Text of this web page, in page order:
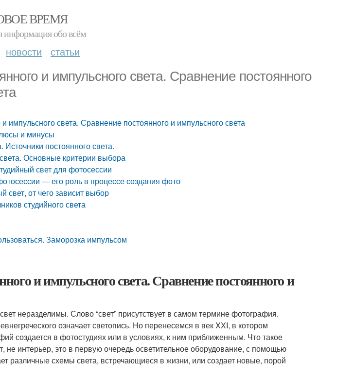
ВРЕМЯ
информация обо всём
новости статьи
и импульсного света. Сравнение постоянного
импульсного света. Сравнение постоянного и импульсного света
и минусы
Источники постоянного света.
Основные критерии выбора
свет для фотосессии
— его роль в процессе создания фото
свет, от чего зависит выбор
студийного света
Заморозка импульсом
и импульсного света. Сравнение постоянного и
неразделимы. Слово “свет” присутствует в самом термине фотография.
означает светопись. Но перенесемся в век XXI, в котором
создается в фотостудиях или в условиях, к ним приближенным. Что такое
не интерьер, это в первую очередь осветительное оборудование, с помощью
различные схемы света, встречающиеся в жизни, или создает новые, порой